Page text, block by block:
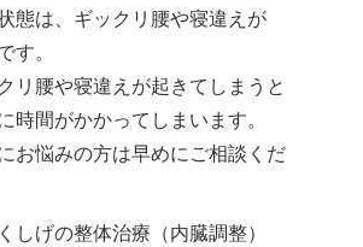
態は、ギックリ腰や寝違えが
す。
リ腰や寝違えが起きてしまうと
時間がかかってしまいます。
お悩みの方は早めにご相談くだ
しげの整体治療（内臓調整）